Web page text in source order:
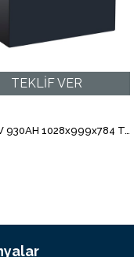
İNCİ 80V 930AH 1028x999x784 Traksiyoner Forklift Aküsü A1.1028